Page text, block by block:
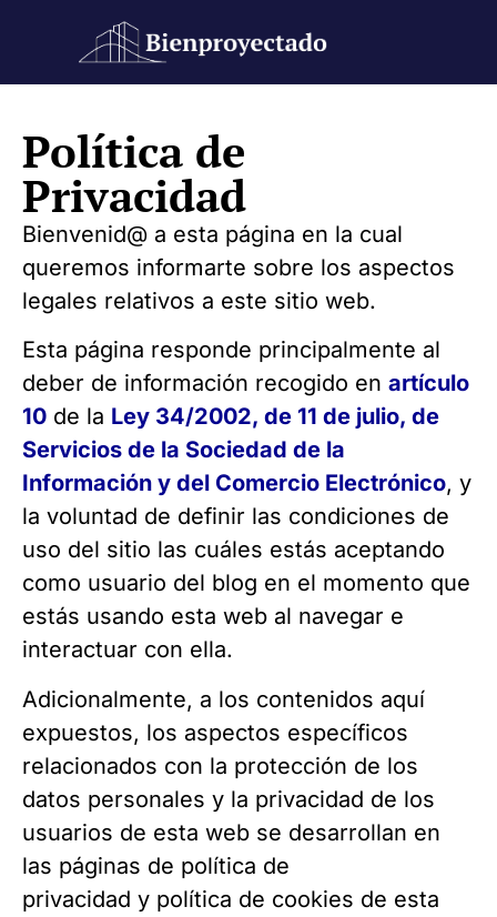
Política de
Privacidad
Bienvenid@ a esta página en la cual
queremos informarte sobre los aspectos
legales relativos a este sitio web.
Esta página responde principalmente al
deber de información recogido en artículo
10 de la Ley 34/2002, de 11 de julio, de
Servicios de la Sociedad de la
Información y del Comercio Electrónico, y
la voluntad de definir las condiciones de
uso del sitio las cuáles estás aceptando
como usuario del blog en el momento que
estás usando esta web al navegar e
interactuar con ella.
Adicionalmente, a los contenidos aquí
expuestos, los aspectos específicos
relacionados con la protección de los
datos personales y la privacidad de los
usuarios de esta web se desarrollan en
las páginas de política de
privacidad y política de cookies de esta